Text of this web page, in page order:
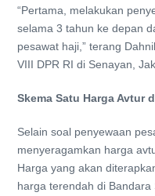
“Pertama, melakukan
selama 3 tahun ke depan
pesawat haji,” terang
VIII DPR RI di Senayan,
Skema Satu Harga Avtur
Selain soal penyewaan
menyeragamkan harga
Harga yang akan
harga terendah di